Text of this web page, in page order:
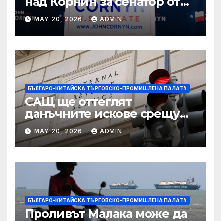
Тексас в шокираща
подкрепа
MAY 20, 2026 ADMIN
БЪЛГАРО-КИТАЙСКА ТЪРГОВСКО-ПРОМИШЛЕНА ПАЛAТА
САЩ ще оттеглят
данъчните искове срещу
Тръмп „завинаги“ в
сделката за съдебно дело с
IRS
MAY 20, 2026 ADMIN
БЪЛГАРО-КИТАЙСКА ТЪРГОВСКО-ПРОМИШЛЕНА ПАЛAТА
Проливът Малака може да